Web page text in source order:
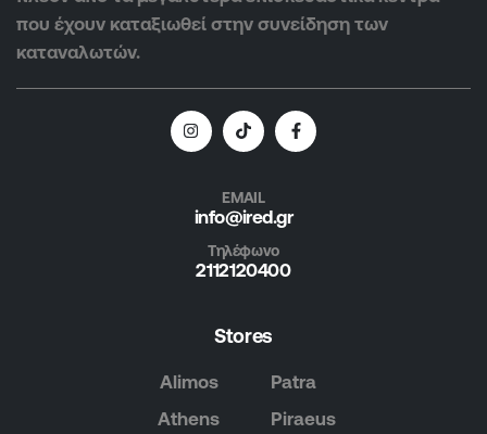
που έχουν καταξιωθεί στην συνείδηση των
καταναλωτών.
EMAIL
info@ired.gr
Τηλέφωνο
2112120400
Stores
Alimos
Athens
Patra
Piraeus